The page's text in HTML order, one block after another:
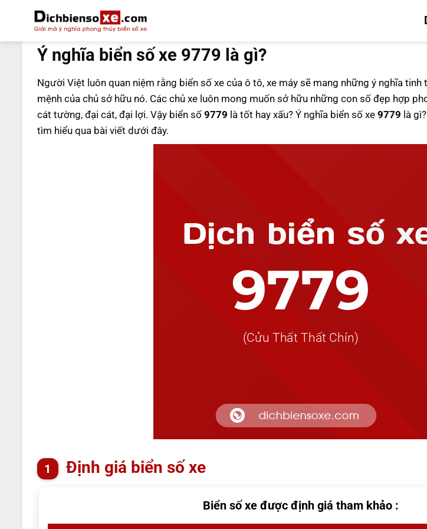
nội
Ý nghĩa biển số xe 9779 là gì?
Người Việt luôn quan niệm rằng biển số xe của ô tô, xe máy sẽ mang những ý nghĩa tinh
mệnh của chủ sở hữu nó. Các chủ xe luôn mong muốn sở hữu những con số đẹp hợp
cát tường, đại cát, đại lợi. Vậy biển số 9779 là tốt hay xấu? Ý nghĩa biển số xe 9779 là
tìm hiểu qua bài viết dưới đây.
Định giá biển số xe
Biển số xe được định giá tham khảo :